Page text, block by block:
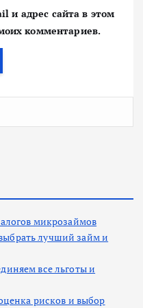
и адрес сайта в этом
комментариев.
микрозаймов
лучший займ и
все льготы и
рисков и выбор